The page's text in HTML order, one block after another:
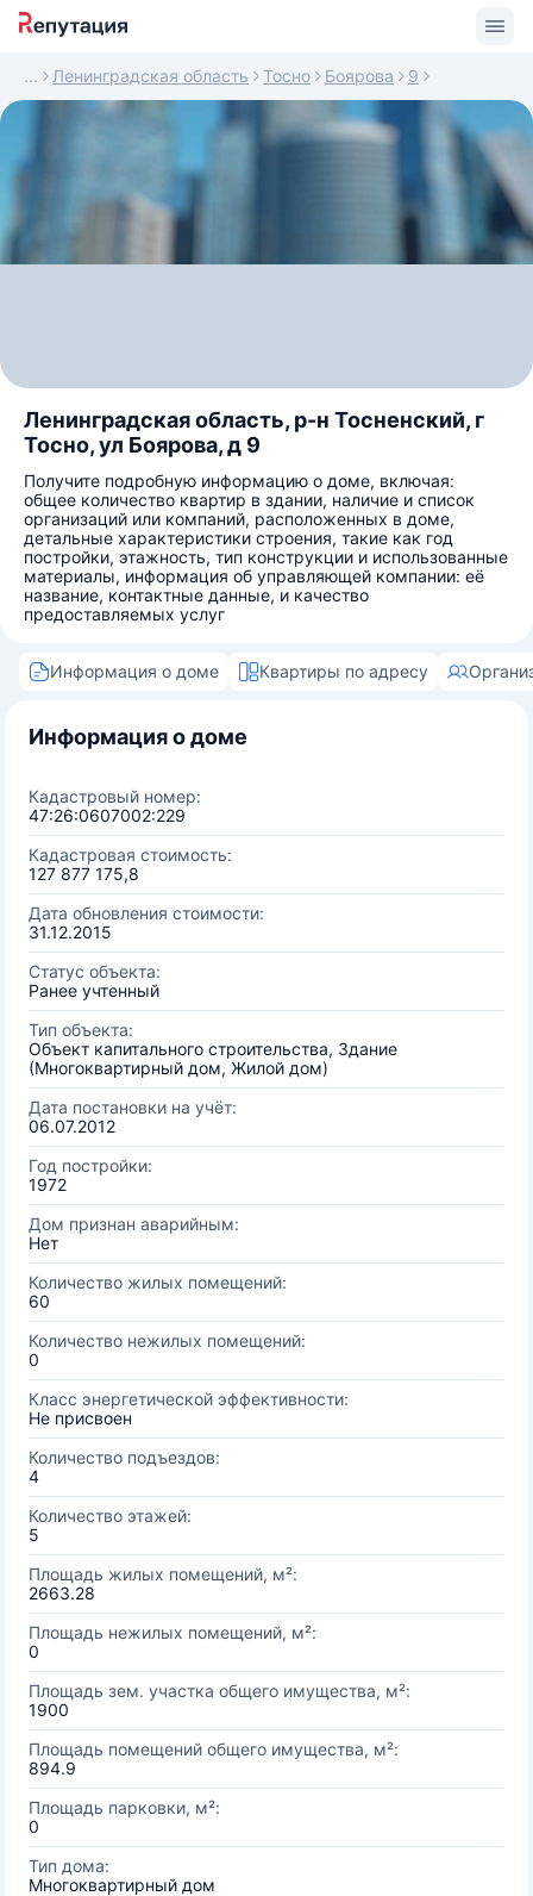
Ленинградская область Тосно Боярова 9
Ленинградская область, р-н Тосненский, г
Тосно, ул Боярова, д 9
Получите подробную информацию о доме, включая:
общее количество квартир в здании, наличие и список
организаций или компаний, расположенных в доме,
детальные характеристики строения, такие как год
постройки, этажность, тип конструкции и использованные
материалы, информация об управляющей компании: её
название, контактные данные, и качество
предоставляемых услуг
Информация о доме Квартиры по адресу
Информация о доме
Кадастровый номер:
47:26:0607002:229
Кадастровая стоимость:
127 877 175,8
Дата обновления стоимости:
31.12.2015
Статус объекта:
Ранее учтенный
Тип объекта:
Объект капитального строительства, Здание
(Многоквартирный дом, Жилой дом)
Дата постановки на учёт:
06.07.2012
Год постройки:
1972
Дом признан аварийным:
Нет
Количество жилых помещений:
60
Количество нежилых помещений:
0
Класс энергетической эффективности:
Не присвоен
Количество подъездов:
4
Количество этажей:
5
Площадь жилых помещений, м²:
2663.28
Площадь нежилых помещений, м²:
0
Площадь зем. участка общего имущества, м²:
1900
Площадь помещений общего имущества, м²:
894.9
Площадь парковки, м²:
0
Тип дома:
Многоквартирный дом